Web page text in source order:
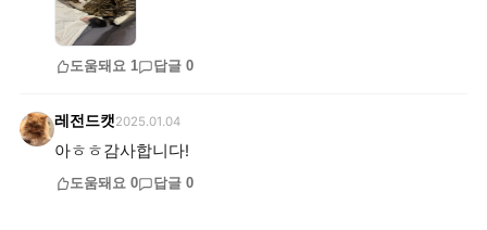
도움돼요 1 답글 0
레전드캣2025.01.04
아ㅎㅎ감사합니다!
도움돼요 0 답글 0